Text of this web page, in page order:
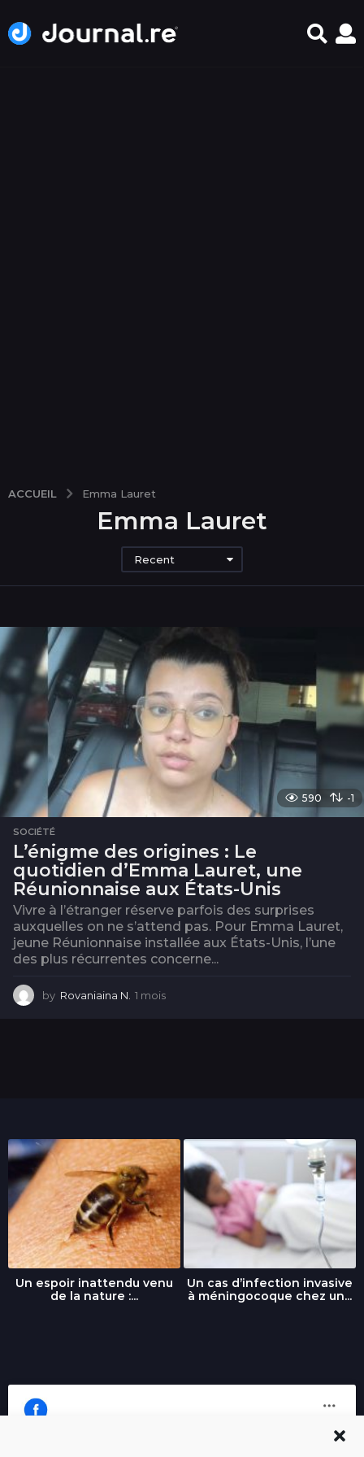
ACCUEIL Emma Lauret
Emma Lauret
Recent
590 -1
SOCIÉTÉ
L’énigme des origines : Le
quotidien d’Emma Lauret, une
Réunionnaise aux États-Unis
Vivre à l’étranger réserve parfois des surprises
auxquelles on ne s’attend pas. Pour Emma Lauret,
jeune Réunionnaise installée aux États-Unis, l’une
des plus récurrentes concerne...
by Rovaniaina N. 1 mois
Un espoir inattendu venu
de la nature :...
Un cas d’infection invasive
à méningocoque chez un...